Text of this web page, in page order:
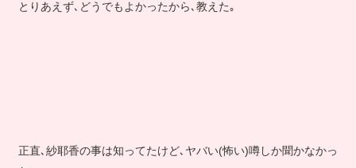
とりあえず､どうでもよかったから､教えた｡
正直､紗耶香の事は知ってたけど､ヤバい(怖い)噂しか聞かなかっ